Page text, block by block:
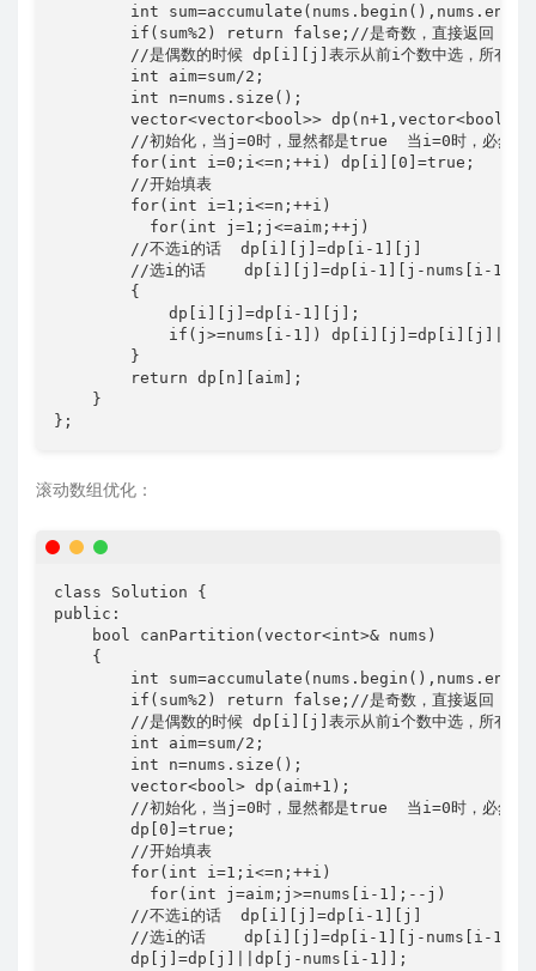
int
        if(sum%2) return false;//是奇数，直接返回
//是偶数的时候 dp[i][j]表示从前i个数中选，所有选
        int aim=sum/2;
        int n=nums.size();
vector<vector<bool>>
//初始化，当j=0时，显然都是true  当i=0时，必然
        for(int i=0;i<=n;++i) dp[i][0]=true;
        //开始填表
        for(int i=1;i<=n;++i)
          for(int j=1;j<=aim;++j)
        //不选i的话  dp[i][j]=dp[i-1][j]
//选i的话    dp[i][j]=dp[i-1][j-nums[i-1]]
        {
            dp[i][j]=dp[i-1][j];
if(j>=nums[i-1])
        }
        return dp[n][aim];
    }
};
滚动数组优化：
class Solution {
public:
    bool canPartition(vector<int>& nums)
    {
int
        if(sum%2) return false;//是奇数，直接返回
//是偶数的时候 dp[i][j]表示从前i个数中选，所有选
        int aim=sum/2;
        int n=nums.size();
        vector<bool> dp(aim+1);
//初始化，当j=0时，显然都是true  当i=0时，必然
        dp[0]=true;
        //开始填表
        for(int i=1;i<=n;++i)
          for(int j=aim;j>=nums[i-1];--j)
        //不选i的话  dp[i][j]=dp[i-1][j]
//选i的话    dp[i][j]=dp[i-1][j-nums[i-1]]
        dp[j]=dp[j]||dp[j-nums[i-1]];